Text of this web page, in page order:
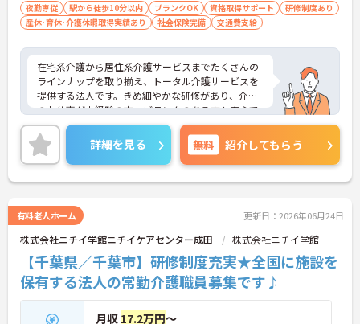
夜勤専従 駅から徒歩10分以内 ブランクOK 資格取得サポート
研修制度あり
産休･育休･介護休暇取得実績あり
社会保険完備 交通費支給
在宅系介護から居住系介護サービスまでたくさんの
ラインナップを取り揃え、トータル介護サービスを
提供する法人です。きめ細やかな研修があり、介護
のお仕事が未経験の方、ブランクのある方も安心で
す。ご興味ある方には、面接対策ポイントなど、さ
らに詳細をお話しいたしますのでお気軽にご相談く
ださい！
詳細を見る 無料 紹介してもらう
有料老人ホーム 更新日：2026年06月24日
株式会社ニチイ学館ニチイケアセンター成田 株式会社ニチイ学館
【千葉県／千葉市】研修制度充実★全国に施設を
保有する法人の常勤介護職員募集です♪
月収 17.2万円～